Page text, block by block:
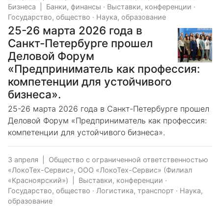
Бизнеса
Банки, финансы · Выставки, конференции ·
Государство, общество · Наука, образование
25-26 марта 2026 года в
Санкт-Петербурге прошел
Деловой Форум
«Предприниматель как профессия:
компетенции для устойчивого
бизнеса».
25-26 марта 2026 года в Санкт-Петербурге прошел
Деловой Форум «Предприниматель как профессия:
компетенции для устойчивого бизнеса».
3 апреля
Общество с ограниченной ответственностью
«ЛокоТех-Сервис», ООО «ЛокоТех-Сервис» (Филиал
«Красноярский»)
Выставки, конференции ·
Государство, общество · Логистика, транспорт · Наука,
образование